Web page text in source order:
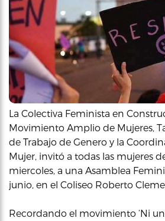
La Colectiva Feminista en
Movimiento Amplio de Mujeres,
de Trabajo de Genero y la
Mujer, invitó a todas las mujeres
miercoles, a una Asamblea
junio, en el Coliseo Roberto
Recordando el movimiento ‘Ni